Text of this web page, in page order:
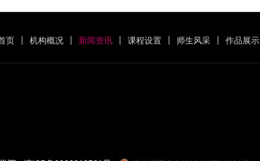
页 机构概况 新闻资讯 课程设置 师生风采 作品展示